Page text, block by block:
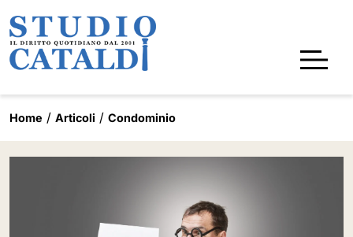
Home Articoli Condominio